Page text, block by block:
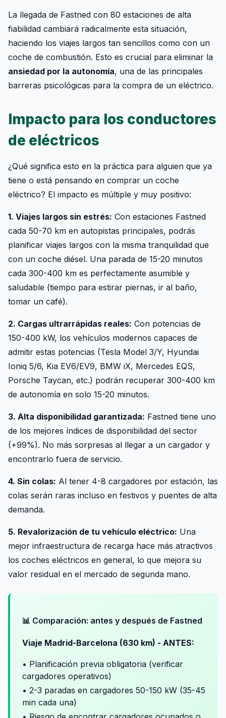
La llegada de Fastned con 80 estaciones de alta
fiabilidad cambiará radicalmente esta situación,
haciendo los viajes largos tan sencillos como con un
coche de combustión. Esto es crucial para eliminar la
ansiedad por la autonomía, una de las principales
barreras psicológicas para la compra de un eléctrico.
Impacto para los conductores
de eléctricos
¿Qué significa esto en la práctica para alguien que ya
tiene o está pensando en comprar un coche
eléctrico? El impacto es múltiple y muy positivo:
1. Viajes largos sin estrés: Con estaciones Fastned
cada 50-70 km en autopistas principales, podrás
planificar viajes largos con la misma tranquilidad que
con un coche diésel. Una parada de 15-20 minutos
cada 300-400 km es perfectamente asumible y
saludable (tiempo para estirar piernas, ir al baño,
tomar un café).
2. Cargas ultrarrápidas reales: Con potencias de
150-400 kW, los vehículos modernos capaces de
admitir estas potencias (Tesla Model 3/Y, Hyundai
Ioniq 5/6, Kia EV6/EV9, BMW iX, Mercedes EQS,
Porsche Taycan, etc.) podrán recuperar 300-400 km
de autonomía en solo 15-20 minutos.
3. Alta disponibilidad garantizada: Fastned tiene uno
de los mejores índices de disponibilidad del sector
(+99%). No más sorpresas al llegar a un cargador y
encontrarlo fuera de servicio.
4. Sin colas: Al tener 4-8 cargadores por estación, las
colas serán raras incluso en festivos y puentes de alta
demanda.
5. Revalorización de tu vehículo eléctrico: Una
mejor infraestructura de recarga hace más atractivos
los coches eléctricos en general, lo que mejora su
valor residual en el mercado de segunda mano.
📊 Comparación: antes y después de Fastned
Viaje Madrid-Barcelona (630 km) - ANTES:
• Planificación previa obligatoria (verificar
cargadores operativos)
• 2-3 paradas en cargadores 50-150 kW (35-45
min cada una)